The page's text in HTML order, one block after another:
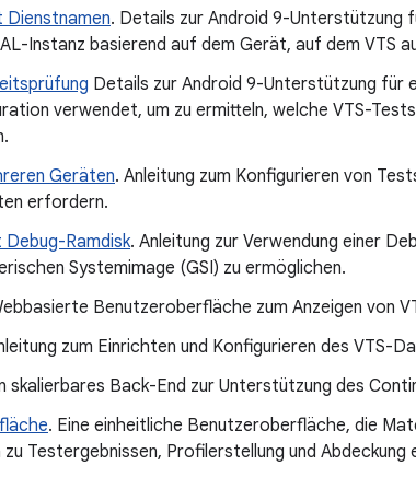
Dienstnamen. Details zur Android 9-Unterstützung
Instanz basierend auf dem Gerät, auf dem VTS
Details zur Android 9-Unterstützung für
verwendet, um zu ermitteln, welche VTS-
Geräten. Anleitung zum Konfigurieren von
erfordern.
Ramdisk. Anleitung zur Verwendung einer
Systemimage (GSI) zu ermöglichen.
Benutzeroberfläche zum Anzeigen von
zum Einrichten und Konfigurieren des VTS-
skalierbares Back-End zur Unterstützung des
. Eine einheitliche Benutzeroberfläche, die
Testergebnissen, Profilerstellung und Abdeckung